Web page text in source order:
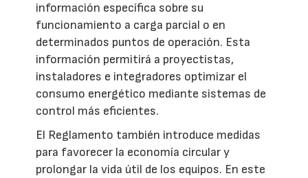
información específica sobre su
funcionamiento a carga parcial o en
determinados puntos de operación. Esta
información permitirá a proyectistas,
instaladores e integradores optimizar el
consumo energético mediante sistemas de
control más eficientes.
El Reglamento también introduce medidas
para favorecer la economía circular y
prolongar la vida útil de los equipos. En este